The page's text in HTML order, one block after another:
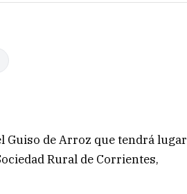
Guiso de Arroz que tendrá lugar
Rural de Corrientes,